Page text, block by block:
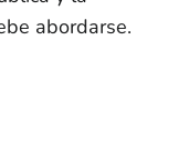
abordarse.